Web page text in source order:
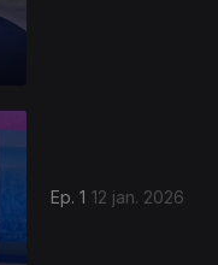
Ep. 1 12 jan. 2026